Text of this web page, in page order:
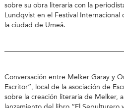
sobre su obra literaria con la
Lundqvist en el Festival Internacional
la ciudad de Umeå.
Conversación entre Melker Garay y
Escritor”, local de la asociación de
sobre la creación literaria de Melker,